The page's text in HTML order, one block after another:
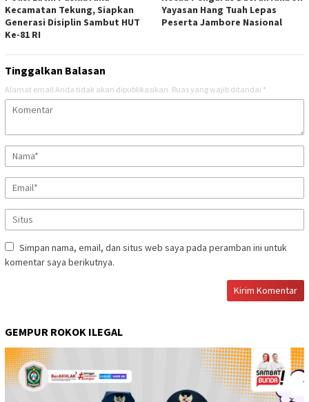
Kecamatan Tekung, Siapkan
Generasi Disiplin Sambut HUT
Ke-81 RI
Yayasan Hang Tuah Lepas
Peserta Jambore Nasional
Tinggalkan Balasan
Alamat email Anda tidak akan dipublikasikan. Ruas yang wajib ditandai *
Simpan nama, email, dan situs web saya pada peramban ini untuk
komentar saya berikutnya.
GEMPUR ROKOK ILEGAL